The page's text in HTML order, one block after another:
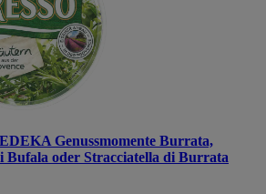
EDEKA Genussmomente Burrata,
Bufala oder Stracciatella di Burrata